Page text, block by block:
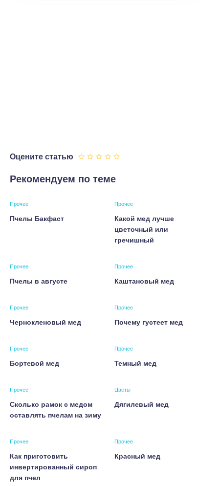
Оцените статью
Рекомендуем по теме
Прочее
Пчелы Бакфаст
Прочее
Какой мед лучше
цветочный или
гречишный
Прочее
Пчелы в августе
Прочее
Каштановый мед
Прочее
Чернокленовый мед
Прочее
Почему густеет мед
Прочее
Бортевой мед
Прочее
Темный мед
Прочее
Сколько рамок с медом
оставлять пчелам на зиму
Цветы
Дягилевый мед
Прочее
Как приготовить
инвертированный сироп
для пчел
Прочее
Красный мед